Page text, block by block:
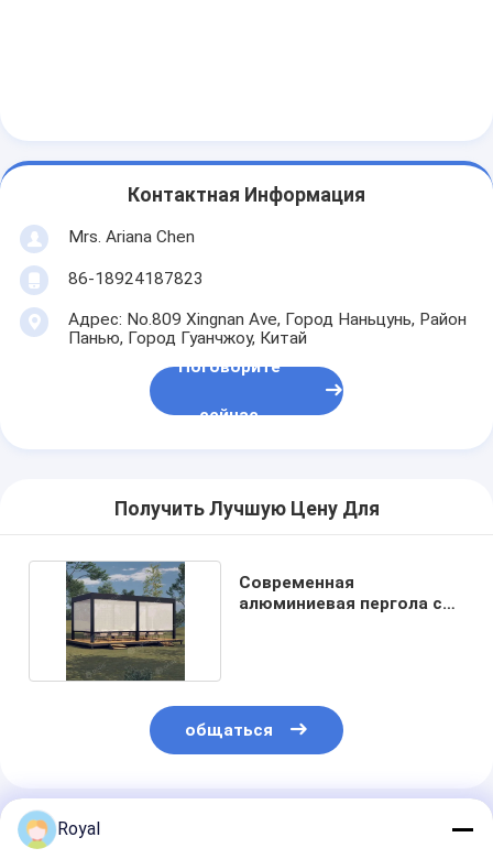
Контактная Информация
Mrs. Ariana Chen
86-18924187823
Адрес: No.809 Xingnan Ave, Город Наньцунь, Район
Панью, Город Гуанчжоу, Китай
Поговорите
сейчас
Получить Лучшую Цену Для
Современная
алюминиевая пергола с
общаться
Порекомендованные Продукты
Royal